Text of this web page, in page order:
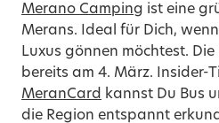
Merano Camping ist eine
Merans. Ideal für Dich,
Luxus gönnen möchtest.
bereits am 4. März. Insider-
MeranCard
kannst Du Bus
die Region entspannt